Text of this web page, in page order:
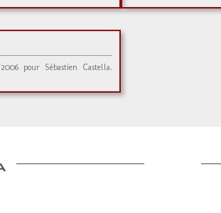
pour Sébastien Castella.